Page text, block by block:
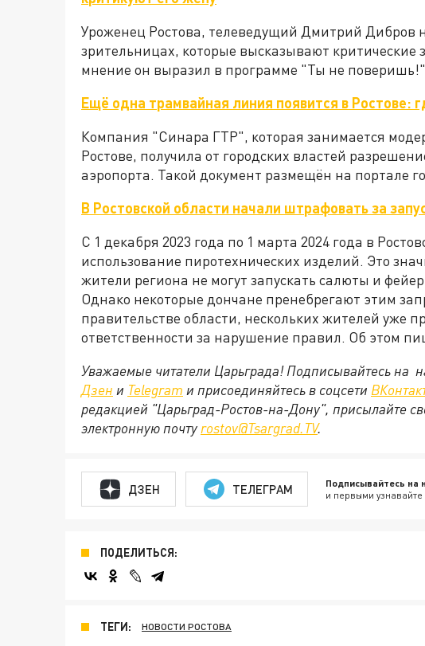
Уроженец Ростова, телеведущий Дмитрий Дибров
зрительницах, которые высказывают критические
мнение он выразил в программе "Ты не
Ещё одна трамвайная линия появится в Ростове:
Компания "Синара ГТР", которая занимается
Ростове, получила от городских властей
аэропорта. Такой документ размещён на портале
В Ростовской области начали штрафовать за
С 1 декабря 2023 года по 1 марта 2024 года в
использование пиротехнических изделий. Это
жители региона не могут запускать салюты и
Однако некоторые дончане пренебрегают этим
правительстве области, нескольких жителей уже
ответственности за нарушение правил. Об этом
Уважаемые читатели Царьграда! Подписывайтесь на
Дзен и Telegram и присоединяйтесь в соцсети
редакцией "Царьград-Ростов-на-Дону", присылайте
электронную почту rostov@Tsargrad.ТV.
ДЗЕН ТЕЛЕГРАМ Подписывайтесь на
и первыми
ПОДЕЛИТЬСЯ:
ТЕГИ: НОВОСТИ РОСТОВА